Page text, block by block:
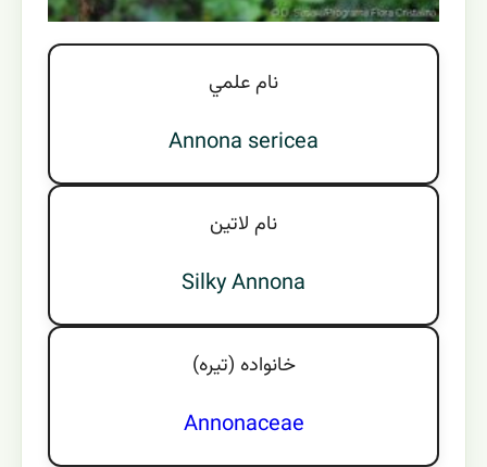
نام علمي
Annona sericea
نام لاتين
Silky Annona
خانواده (تيره)
Annonaceae